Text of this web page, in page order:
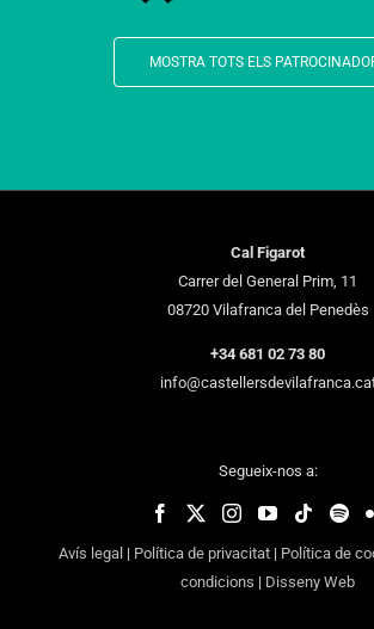
MOSTRA TOTS ELS
Cal Figarot
Carrer del General Prim, 11
08720 Vilafranca del Penedès
+34 681 02 73 80
Segueix-nos a:
Avís legal | Política de privacitat| Política de
condicions | Disseny Web